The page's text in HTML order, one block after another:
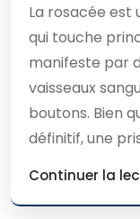
La rosacée est
qui touche
manifeste par
vaisseaux
boutons. Bien
définitif, une
Continuer la